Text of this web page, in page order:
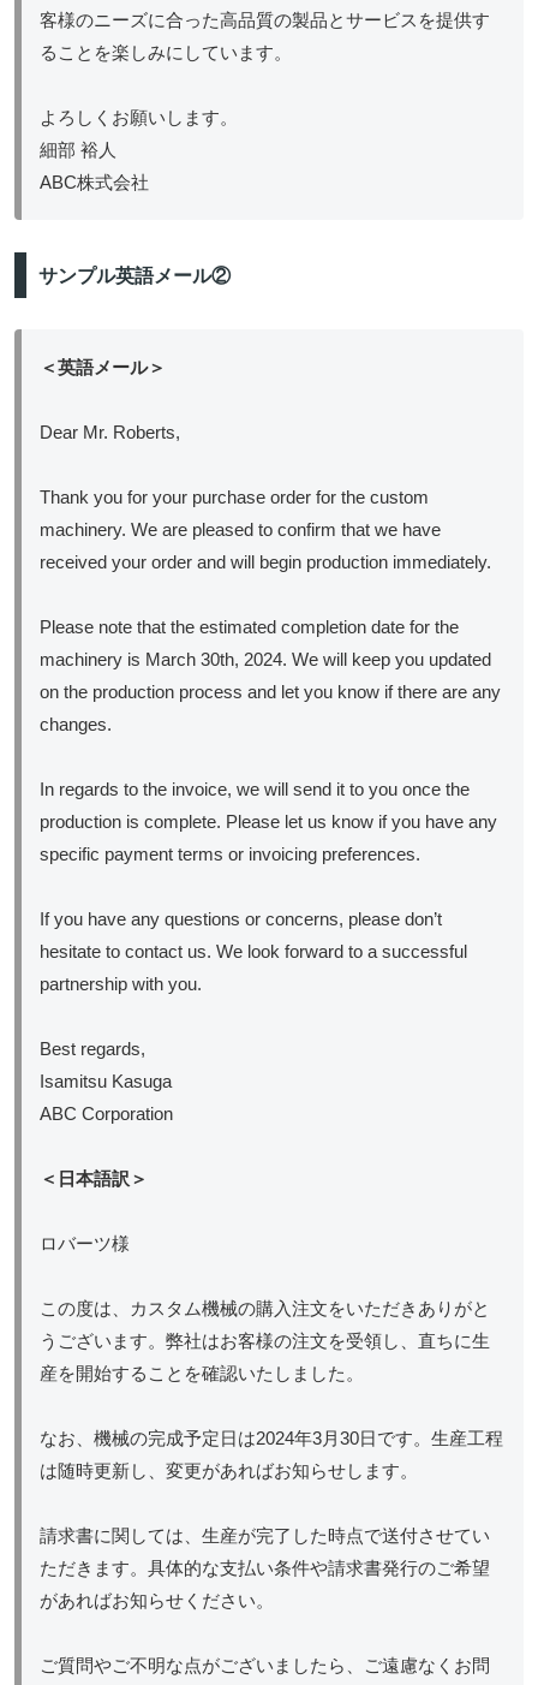
客様のニーズに合った高品質の製品とサービスを提供す
ることを楽しみにしています。
よろしくお願いします。
細部 裕人
ABC株式会社
サンプル英語メール②
＜英語メール＞
Dear Mr. Roberts,
Thank you for your purchase order for the custom
machinery. We are pleased to confirm that we have
received your order and will begin production immediately.
Please note that the estimated completion date for the
machinery is March 30th, 2024. We will keep you updated
on the production process and let you know if there are any
changes.
In regards to the invoice, we will send it to you once the
production is complete. Please let us know if you have any
specific payment terms or invoicing preferences.
If you have any questions or concerns, please don’t
hesitate to contact us. We look forward to a successful
partnership with you.
Best regards,
Isamitsu Kasuga
ABC Corporation
＜日本語訳＞
ロバーツ様
この度は、カスタム機械の購入注文をいただきありがと
うございます。弊社はお客様の注文を受領し、直ちに生
産を開始することを確認いたしました。
なお、機械の完成予定日は2024年3月30日です。生産工程
は随時更新し、変更があればお知らせします。
請求書に関しては、生産が完了した時点で送付させてい
ただきます。具体的な支払い条件や請求書発行のご希望
があればお知らせください。
ご質問やご不明な点がございましたら、ご遠慮なくお問